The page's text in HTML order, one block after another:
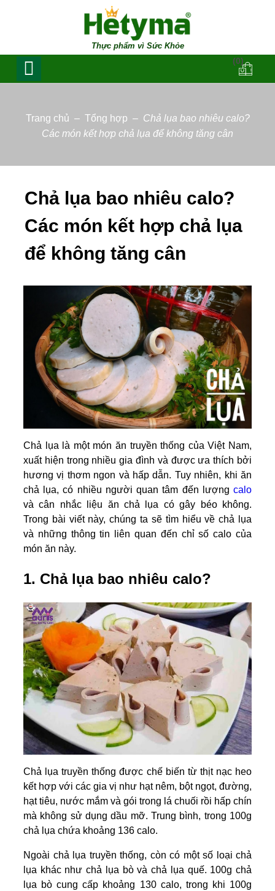
Thực phẩm vì Sức Khỏe
(0)
Trang chủ – Tổng hợp – Chả lụa bao nhiêu calo?
Các món kết hợp chả lụa để không tăng cân
Chả lụa bao nhiêu calo?
Các món kết hợp chả lụa
để không tăng cân
Chả lụa là một món ăn truyền thống của Việt Nam,
xuất hiện trong nhiều gia đình và được ưa thích bởi
hương vị thơm ngon và hấp dẫn. Tuy nhiên, khi ăn
chả lụa, có nhiều người quan tâm đến lượng calo
và cân nhắc liệu ăn chả lụa có gây béo không.
Trong bài viết này, chúng ta sẽ tìm hiểu về chả lụa
và những thông tin liên quan đến chỉ số calo của
món ăn này.
1. Chả lụa bao nhiêu calo?
Chả lụa truyền thống được chế biến từ thịt nạc heo
kết hợp với các gia vị như hạt nêm, bột ngọt, đường,
hạt tiêu, nước mắm và gói trong lá chuối rồi hấp chín
mà không sử dụng dầu mỡ. Trung bình, trong 100g
chả lụa chứa khoảng 136 calo.
Ngoài chả lụa truyền thống, còn có một số loại chả
lụa khác như chả lụa bò và chả lụa quế. 100g chả
lụa bò cung cấp khoảng 130 calo, trong khi 100g